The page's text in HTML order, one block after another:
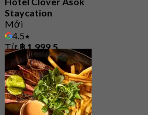
Staycation
Mới
4.5
Từ฿ 1,999.5